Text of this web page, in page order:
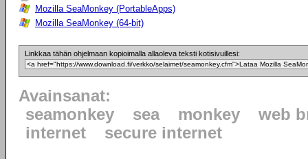
Mozilla SeaMonkey (PortableApps)
Mozilla SeaMonkey (64-bit)
Linkkaa tähän ohjelmaan kopioimalla allaoleva teksti kotisivuillesi:
Avainsanat:
seamonkey
sea monkey
web
internet
secure internet